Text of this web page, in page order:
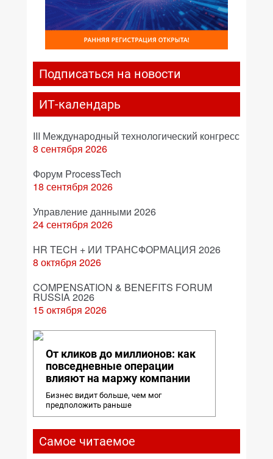
Подписаться на новости
ИТ-календарь
III Международный технологический конгресс
8 сентября 2026
Форум ProcessTech
18 сентября 2026
Управление данными 2026
24 сентября 2026
HR TECH + ИИ ТРАНСФОРМАЦИЯ 2026
8 октября 2026
COMPENSATION & BENEFITS FORUM
RUSSIA 2026
15 октября 2026
От кликов до миллионов: как
повседневные операции
влияют на маржу компании
Бизнес видит больше, чем мог
предположить раньше
Самое читаемое